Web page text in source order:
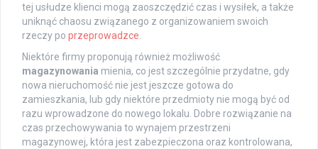
tej usłudze klienci mogą zaoszczędzić czas i wysiłek, a także
uniknąć chaosu związanego z organizowaniem swoich
rzeczy po przeprowadzce
Niektóre firmy proponują również możliwość
magazynowania mienia, co jest szczególnie przydatne, gdy
nowa nieruchomość nie jest jeszcze gotowa do
zamieszkania, lub gdy niektóre przedmioty nie mogą być od
razu wprowadzone do nowego lokalu. Dobre rozwiązanie na
czas przechowywania to wynajem przestrzeni
magazynowej, która jest zabezpieczona oraz kontrolowana,